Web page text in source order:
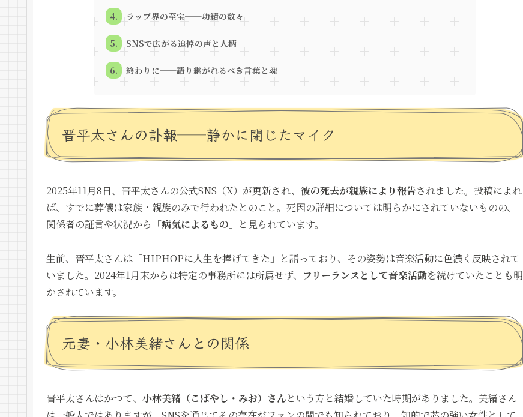
ラップ界の至宝──功績の数々
SNSで広がる追悼の声と人柄
終わりに──語り継がれるべき言葉と魂
晋平太さんの訃報──静かに閉じたマイク
2025年11月8日、晋平太さんの公式SNS（X）が更新され、 彼の死去が親族により報告されました。投稿によれ
ば、 すでに葬儀は家族・親族のみで行われたとのこと。死因の詳細については明らかにされていないものの、
関係者の証言や状況から「病気によるもの 」と見られています。
生前、晋平太さんは「HIPHOPに人生を捧げてきた」と語っており、その姿勢は音楽活動に色濃く反映されて
いました。2024年1月末からは特定の事務所には所属せず、 フリーランスとして音楽活動を続けていたことも明
かされています。
元妻・小林美緒さんとの関係
晋平太さんはかつて、 小林美緒（こばやし・みお）さんという方と結婚していた時期がありました。美緒さん